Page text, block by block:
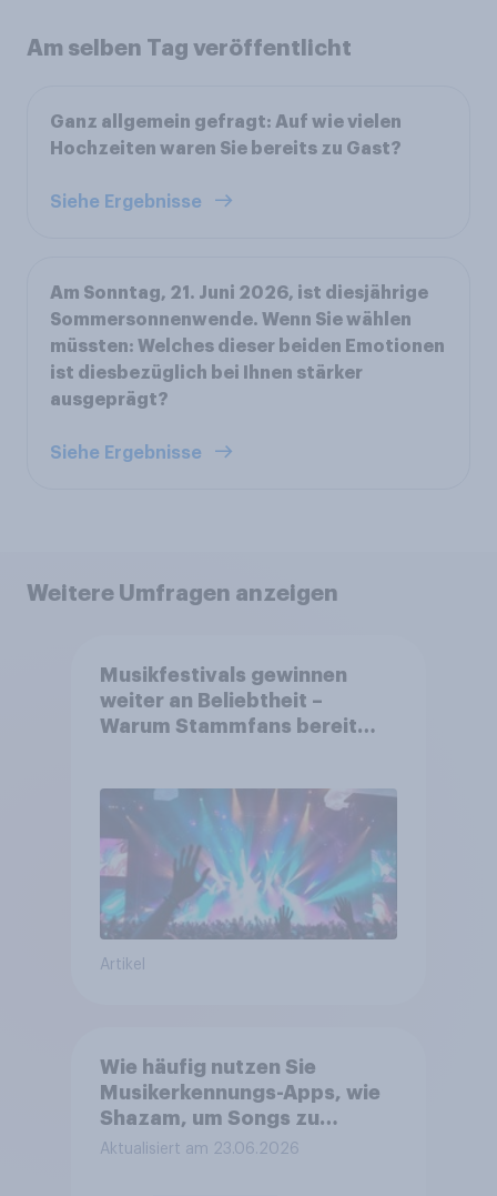
Am selben Tag veröffentlicht
Ganz allgemein gefragt: Auf wie vielen
Hochzeiten waren Sie bereits zu Gast?
Siehe Ergebnisse
Am Sonntag, 21. Juni 2026, ist diesjährige
Sommersonnenwende. Wenn Sie wählen
müssten: Welches dieser beiden Emotionen
ist diesbezüglich bei Ihnen stärker
ausgeprägt?
Siehe Ergebnisse
Weitere Umfragen anzeigen
Musikfestivals gewinnen
weiter an Beliebtheit –
Warum Stammfans bereit
Artikel
Wie häufig nutzen Sie
Musikerkennungs-Apps, wie
Shazam, um Songs zu
erkennen?
Aktualisiert am 23.06.2026